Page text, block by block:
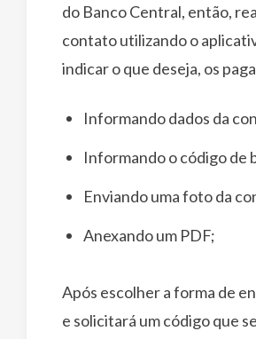
do Banco Central, então,
contato utilizando o
indicar o que deseja, os
Informando dados da
Informando o código de
Enviando uma foto da
Anexando um PDF;
Após escolher a forma de
e solicitará um código que